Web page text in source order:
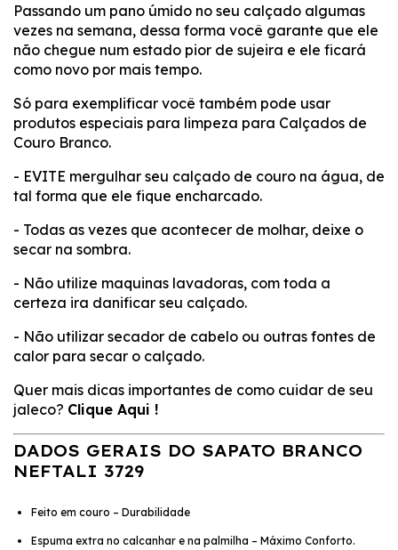
Passando um pano úmido no seu calçado algumas
vezes na semana, dessa forma você garante que ele
não chegue num estado pior de sujeira e ele ficará
como novo por mais tempo.
Só para exemplificar você também pode usar
produtos especiais para limpeza para Calçados de
Couro Branco.
- EVITE mergulhar seu calçado de couro na água, de
tal forma que ele fique encharcado.
- Todas as vezes que acontecer de molhar, deixe o
secar na sombra.
- Não utilize maquinas lavadoras, com toda a
certeza ira danificar seu calçado.
- Não utilizar secador de cabelo ou outras fontes de
calor para secar o calçado.
Quer mais dicas importantes de como cuidar de seu
jaleco? Clique Aqui !
DADOS GERAIS DO SAPATO BRANCO
NEFTALI 3729
Feito em couro – Durabilidade
Espuma extra no calcanhar e na palmilha – Máximo Conforto.